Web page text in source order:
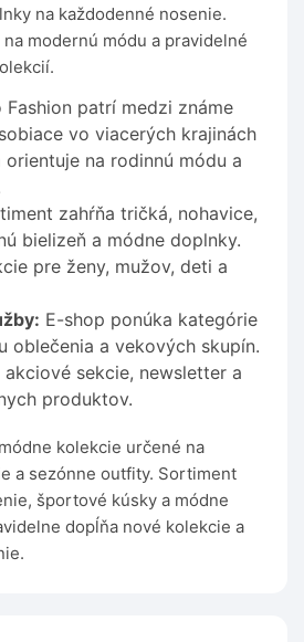
na každodenné nosenie.
modernú módu a pravidelné
Fashion patrí medzi známe
vo viacerých krajinách
orientuje na rodinnú módu a
zahŕňa tričká, nohavice,
bielizeň a módne doplnky.
pre ženy, mužov, deti a
E-shop ponúka kategórie
oblečenia a vekových skupín.
sekcie, newsletter a
produktov.
kolekcie určené na
a sezónne outfity. Sortiment
športové kúsky a módne
dopĺňa nové kolekcie a